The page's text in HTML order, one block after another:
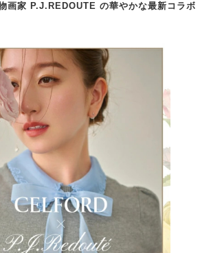
家 P.J.REDOUTE の華やかな最新コラボ